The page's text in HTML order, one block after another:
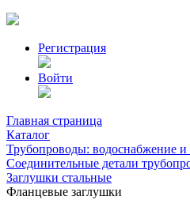
Регистрация
Войти
Главная страница
Каталог
Трубопроводы: водоснабжение и
Соединительные детали
Заглушки стальные
Фланцевые заглушки